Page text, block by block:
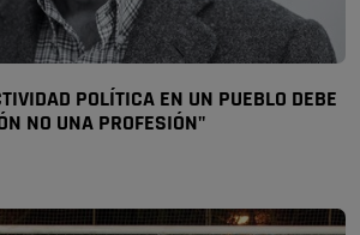
POLÍTICA EN UN PUEBLO DEBE
NO UNA PROFESIÓN"